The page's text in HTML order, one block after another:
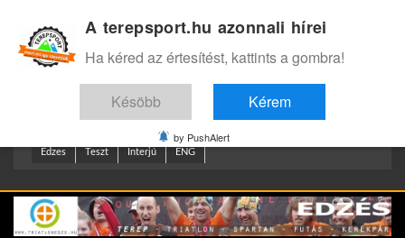
Edzes Teszt Interjú ENG
A terepsport.hu azonnali hírei
Ha kéred az értesítést, kattints a gombra!
Késöbb Kérem
by PushAlert